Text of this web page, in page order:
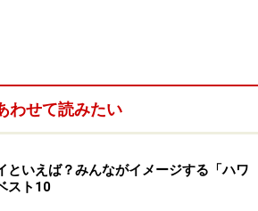
わせて読みたい
といえば？みんながイメージする「ハワ
スト10